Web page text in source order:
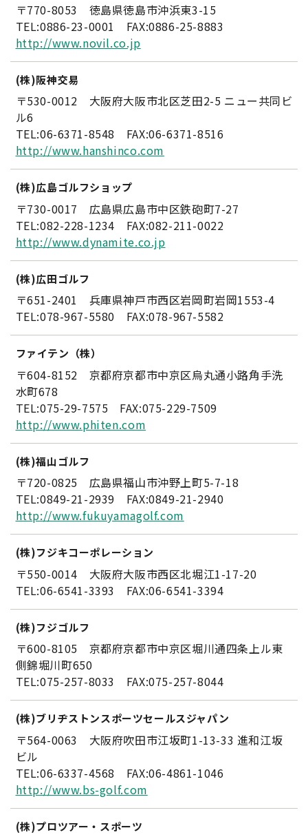
〒770-8053 徳島県徳島市沖浜東3-15
TEL:0886-23-0001 FAX:0886-25-8883
http://www.novil.co.jp
(株)阪神交易
〒530-0012 大阪府大阪市北区芝田2-5 ニュー共同ビ
ル6
TEL:06-6371-8548 FAX:06-6371-8516
http://www.hanshinco.com
(株)広島ゴルフショップ
〒730-0017 広島県広島市中区鉄砲町7-27
TEL:082-228-1234 FAX:082-211-0022
http://www.dynamite.co.jp
(株)広田ゴルフ
〒651-2401 兵庫県神戸市西区岩岡町岩岡1553-4
TEL:078-967-5580 FAX:078-967-5582
ファイテン（株）
〒604-8152 京都府京都市中京区烏丸通小路角手洗
水町678
TEL:075-29-7575 FAX:075-229-7509
http://www.phiten.com
(株)福山ゴルフ
〒720-0825 広島県福山市沖野上町5-7-18
TEL:0849-21-2939 FAX:0849-21-2940
http://www.fukuyamagolf.com
(株)フジキコーポレーション
〒550-0014 大阪府大阪市西区北堀江1-17-20
TEL:06-6541-3393 FAX:06-6541-3394
(株)フジゴルフ
〒600-8105 京都府京都市中京区堀川通四条上ル東
側錦堀川町650
TEL:075-257-8033 FAX:075-257-8044
(株)ブリヂストンスポーツセールスジャパン
〒564-0063 大阪府吹田市江坂町1-13-33 進和江坂
ビル
TEL:06-6337-4568 FAX:06-4861-1046
http://www.bs-golf.com
(株)プロツアー・スポーツ